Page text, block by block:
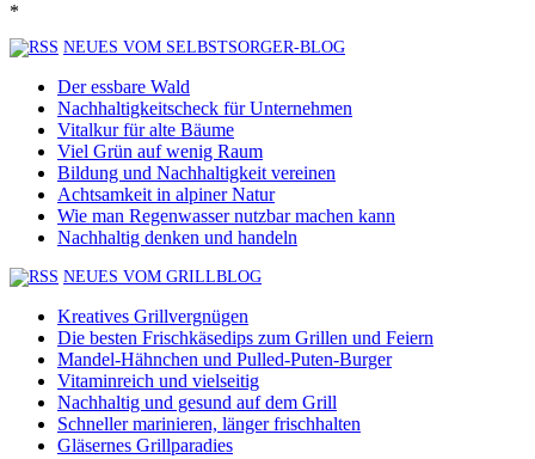
*
NEUES VOM SELBSTSORGER-BLOG
Der essbare Wald
Nachhaltigkeitscheck für Unternehmen
Vitalkur für alte Bäume
Viel Grün auf wenig Raum
Bildung und Nachhaltigkeit vereinen
Achtsamkeit in alpiner Natur
Wie man Regenwasser nutzbar machen kann
Nachhaltig denken und handeln
NEUES VOM GRILLBLOG
Kreatives Grillvergnügen
Die besten Frischkäsedips zum Grillen und Feiern
Mandel-Hähnchen und Pulled-Puten-Burger
Vitaminreich und vielseitig
Nachhaltig und gesund auf dem Grill
Schneller marinieren, länger frischhalten
Gläsernes Grillparadies